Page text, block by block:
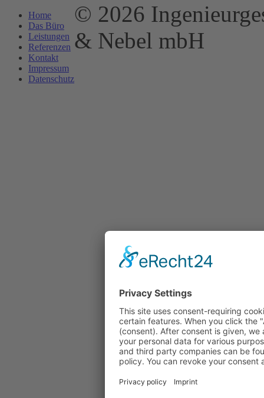
Home
Das Büro
Leistungen
Referenzen
Kontakt
Impressum
Datenschutz
© 2026
& Nebel mbH